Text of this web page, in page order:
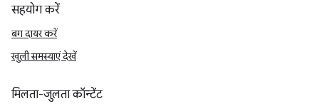
सहयोग करें
बग दायर करें
खुली समस्याएं देखें
मिलता-जुलता कॉन्टेंट